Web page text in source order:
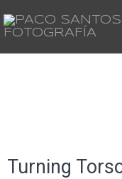
Turning